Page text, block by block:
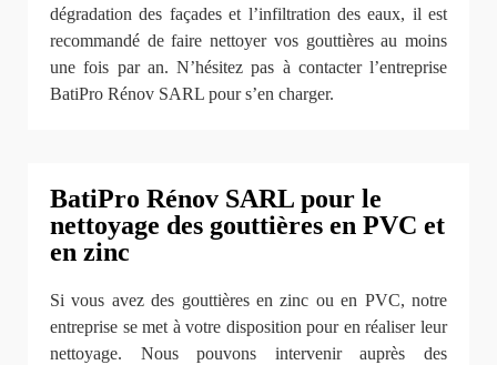
dégradation des façades et l’infiltration des eaux, il est
recommandé de faire nettoyer vos gouttières au moins
une fois par an. N’hésitez pas à contacter l’entreprise
BatiPro Rénov SARL pour s’en charger.
BatiPro Rénov SARL pour le
nettoyage des gouttières en PVC et
en zinc
Si vous avez des gouttières en zinc ou en PVC, notre
entreprise se met à votre disposition pour en réaliser leur
nettoyage. Nous pouvons intervenir auprès des